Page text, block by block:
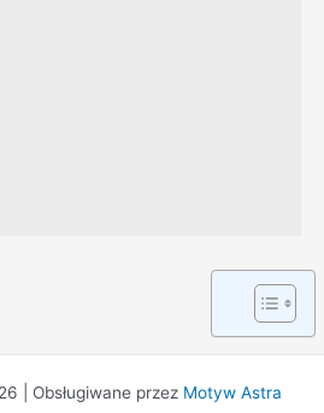
| Obsługiwane przez Motyw Astra